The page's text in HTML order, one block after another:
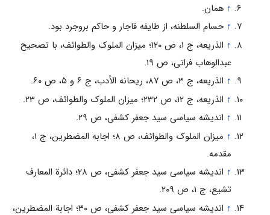
↑ همان.
↑ حسام السلطنه، از طایفه قاجار و حاکم بروجرد بود.
↑
الذریعه، ج ۱، ص ۱۲۰؛ میزان الملوک والطوائف، با تصحیح
عبدالوهاب فراتی، ص ۱۹.
↑ الذریعه، ج ۳، ص ۸۷، ریحانه الأدب، ج ۶ و ۵، ص ۶۰.
↑ الذریعه، ج ۱۲، ص ۲۳۲؛ میزان الملوک والطوائف، ص ۲۳.
↑ اندیشه سیاسی سید جعفر کشفی، ص ۲۹.
↑
میزان الملوک والطوائف، ص ۸؛ اجابه المضطرین، ج ۱،
مقدمه.
↑
اندیشه سیاسی سید جعفر کشفی، ص ۲۸؛ دائرة المعارف
تشیع، ج ۱، ص ۲۰۹.
↑
اندیشه سیاسی سید جعفر کشفی، ص ۳۰؛ اجابة المضطرین،